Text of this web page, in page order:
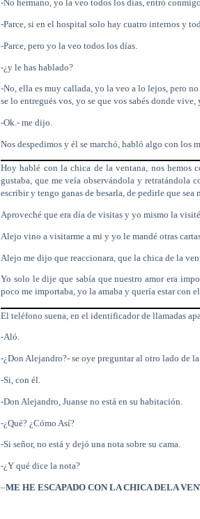
-No hermano, yo la veo todos los días, entró
-Parce, si en el hospital solo hay cuatro internos y
-Parce, pero yo la veo todos los días.
-¿y le has hablado?
-No, ella es muy callada, yo la veo a lo lejos, pero
se lo entregués vos, yo se que vos sabés donde vive,
-Ok.- me dijo.
Nos despedimos y él se marchó, habló algo con los
Hoy hablé con la chica de la ventana, nos hemos
gustaba, que me veía observándola y retratándola
escribir y tengo ganas de besarla, de pedirle que
Aproveché que era día de visitas y yo mismo la
Alejo vino a visitarme a mi y yo le mandé otras
Alejo me dijo que reaccionara, que la chica de la
Yo solo le dije que sabía que nuestro amor era
poco me importaba, yo la amaba y quería estar con
El teléfono suena, en el identificador de llamadas
-Aló.
-¿Don Alejandro?- se oye preguntar al otro lado de
-Si, con él.
-Don Alejandro, Juanse no está en su habitación.
-¿Qué? ¿Cómo Así?
-Si señor, no está y dejó una nota sobre su cama.
-¿Y qué dice la nota?
–ME HE ESCAPADO CON LA CHICADELA